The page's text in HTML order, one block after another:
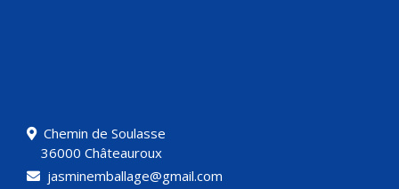
Chemin de Soulasse
36000 Châteauroux
jasminemballage@gmail.com